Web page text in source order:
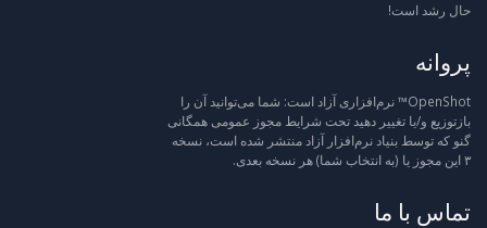
حال رشد است!
پروانه
OpenShot™ نرم‌افزاری آزاد است: شما می‌توانید آن را
بازتوزیع و/یا تغییر دهید تحت شرایط مجوز عمومی همگانی
گنو که توسط بنیاد نرم‌افزار آزاد منتشر شده است، نسخه
۳ این مجوز یا (به انتخاب شما) هر نسخه بعدی.
تماس با ما